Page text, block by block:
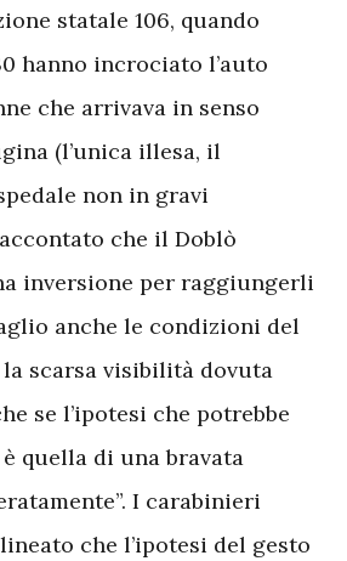
statale 106, quando
hanno incrociato l’auto
che arrivava in senso
(l’unica illesa, il
non in gravi
che il Doblò
inversione per raggiungerli
anche le condizioni del
scarsa visibilità dovuta
se l’ipotesi che potrebbe
quella di una bravata
I carabinieri
che l’ipotesi del gesto